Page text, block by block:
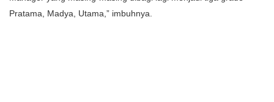
Pratama, Madya, Utama,” imbuhnya.